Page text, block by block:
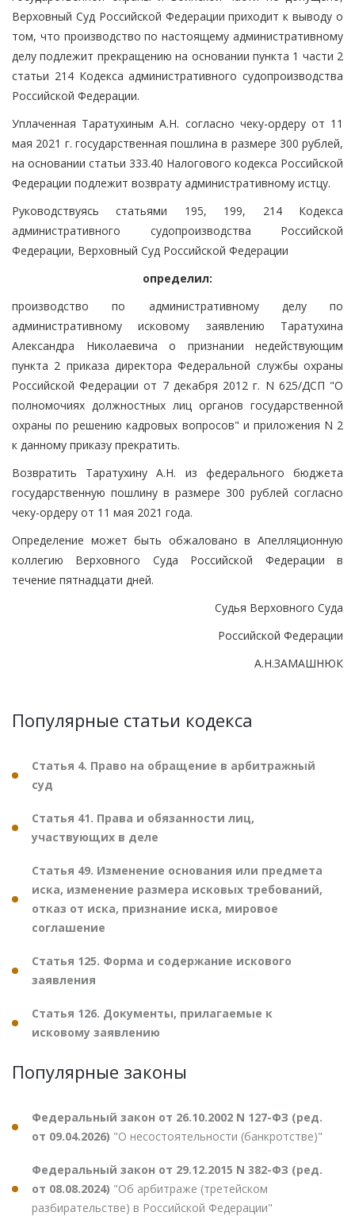
Верховный Суд Российской Федерации приходит к выводу о
том, что производство по настоящему административному
делу подлежит прекращению на основании пункта 1 части 2
статьи 214 Кодекса административного судопроизводства
Российской Федерации.
Уплаченная Таратухиным А.Н. согласно чеку-ордеру от 11
мая 2021 г. государственная пошлина в размере 300 рублей,
на основании статьи 333.40 Налогового кодекса Российской
Федерации подлежит возврату административному истцу.
Руководствуясь статьями 195, 199, 214 Кодекса
административного судопроизводства Российской
Федерации, Верховный Суд Российской Федерации
определил:
производство по административному делу по
административному исковому заявлению Таратухина
Александра Николаевича о признании недействующим
пункта 2 приказа директора Федеральной службы охраны
Российской Федерации от 7 декабря 2012 г. N 625/ДСП "О
полномочиях должностных лиц органов государственной
охраны по решению кадровых вопросов" и приложения N 2
к данному приказу прекратить.
Возвратить Таратухину А.Н. из федерального бюджета
государственную пошлину в размере 300 рублей согласно
чеку-ордеру от 11 мая 2021 года.
Определение может быть обжаловано в Апелляционную
коллегию Верховного Суда Российской Федерации в
течение пятнадцати дней.
Судья Верховного Суда
Российской Федерации
А.Н.ЗАМАШНЮК
Популярные статьи кодекса
Статья 4. Право на обращение в арбитражный
суд
Статья 41. Права и обязанности лиц,
участвующих в деле
Статья 49. Изменение основания или предмета
иска, изменение размера исковых требований,
отказ от иска, признание иска, мировое
соглашение
Статья 125. Форма и содержание искового
заявления
Статья 126. Документы, прилагаемые к
исковому заявлению
Популярные законы
Федеральный закон от 26.10.2002 N 127-ФЗ (ред.
от 09.04.2026) "О несостоятельности (банкротстве)"
Федеральный закон от 29.12.2015 N 382-ФЗ (ред.
от 08.08.2024) "Об арбитраже (третейском
разбирательстве) в Российской Федерации"